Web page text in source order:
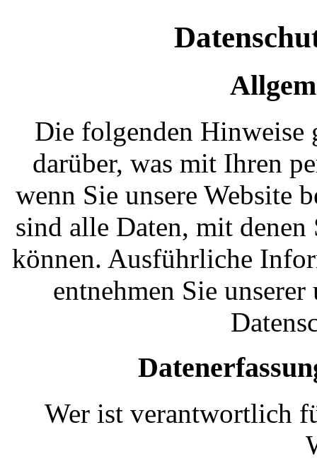
Die folgenden Hinweise
darüber, was mit Ihren
wenn Sie unsere Website
sind alle Daten, mit
können. Ausführliche
entnehmen Sie
Wer ist verantwortlich